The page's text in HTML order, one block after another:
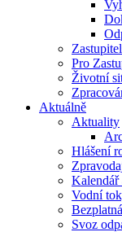
Pro
Životní
Aktuálně
Aktuality
Hlášení
Kalendář
Vodní
Svoz